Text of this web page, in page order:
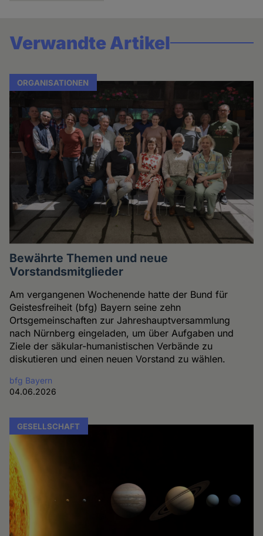
Verwandte Artikel
ORGANISATIONEN
Bewährte Themen und neue
Vorstandsmitglieder
Am vergangenen Wochenende hatte der Bund für
Geistesfreiheit (bfg) Bayern seine zehn
Ortsgemeinschaften zur Jahreshauptversammlung
nach Nürnberg eingeladen, um über Aufgaben und
Ziele der säkular-humanistischen Verbände zu
diskutieren und einen neuen Vorstand zu wählen.
bfg Bayern
04.06.2026
GESELLSCHAFT